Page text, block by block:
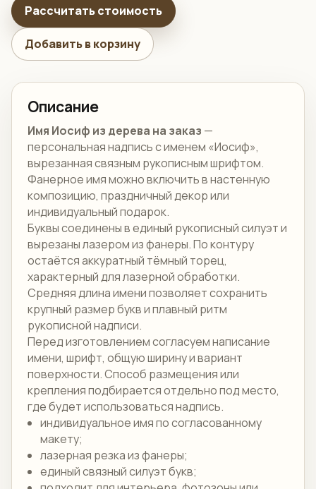
Рассчитать стоимость
Добавить в корзину
Описание
Имя Иосиф из дерева на заказ —
персональная надпись с именем «Иосиф»,
вырезанная связным рукописным шрифтом.
Фанерное имя можно включить в настенную
композицию, праздничный декор или
индивидуальный подарок.
Буквы соединены в единый рукописный силуэт и
вырезаны лазером из фанеры. По контуру
остаётся аккуратный тёмный торец,
характерный для лазерной обработки.
Средняя длина имени позволяет сохранить
крупный размер букв и плавный ритм
рукописной надписи.
Перед изготовлением согласуем написание
имени, шрифт, общую ширину и вариант
поверхности. Способ размещения или
крепления подбирается отдельно под место,
где будет использоваться надпись.
индивидуальное имя по согласованному
макету;
лазерная резка из фанеры;
единый связный силуэт букв;